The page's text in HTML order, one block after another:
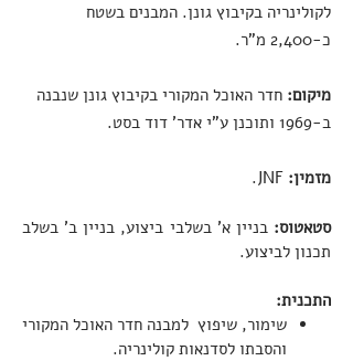
לקולינריה בקיבוץ גונן. המבנים בשטח
כ-2,400 מ"ר.
מיקום: חדר האוכל המקורי בקיבוץ גונן שנבנה
ב-1969 ותוכנן ע"י אדר' דוד בסט.
מזמין:
סטאטוס: בניין א' בשלבי ביצוע, בניין ב' בשלב
תכנון לביצוע.
התכנית:
שימור, שיפוץ למבנה חדר האוכל המקורי
והסבתו לסדנאות קולינריה.